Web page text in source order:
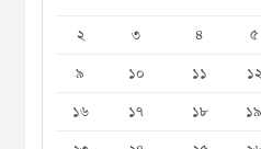
২
৩ ৪ ৫
৯
১০ ১১ ১২
১৬
১৭ ১৮ ১৯